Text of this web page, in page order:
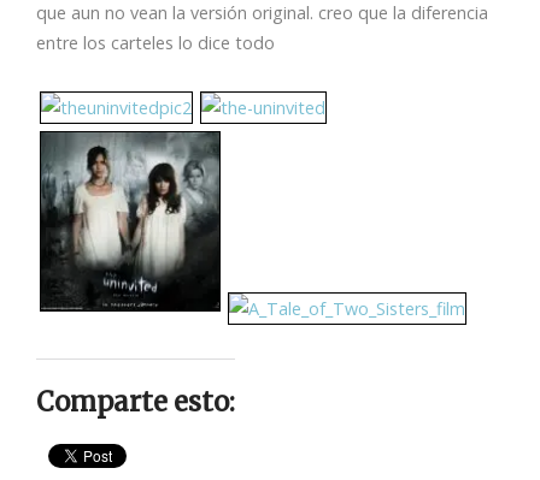
que aun no vean la versión original. creo que la diferencia
entre los carteles lo dice todo
Comparte esto: